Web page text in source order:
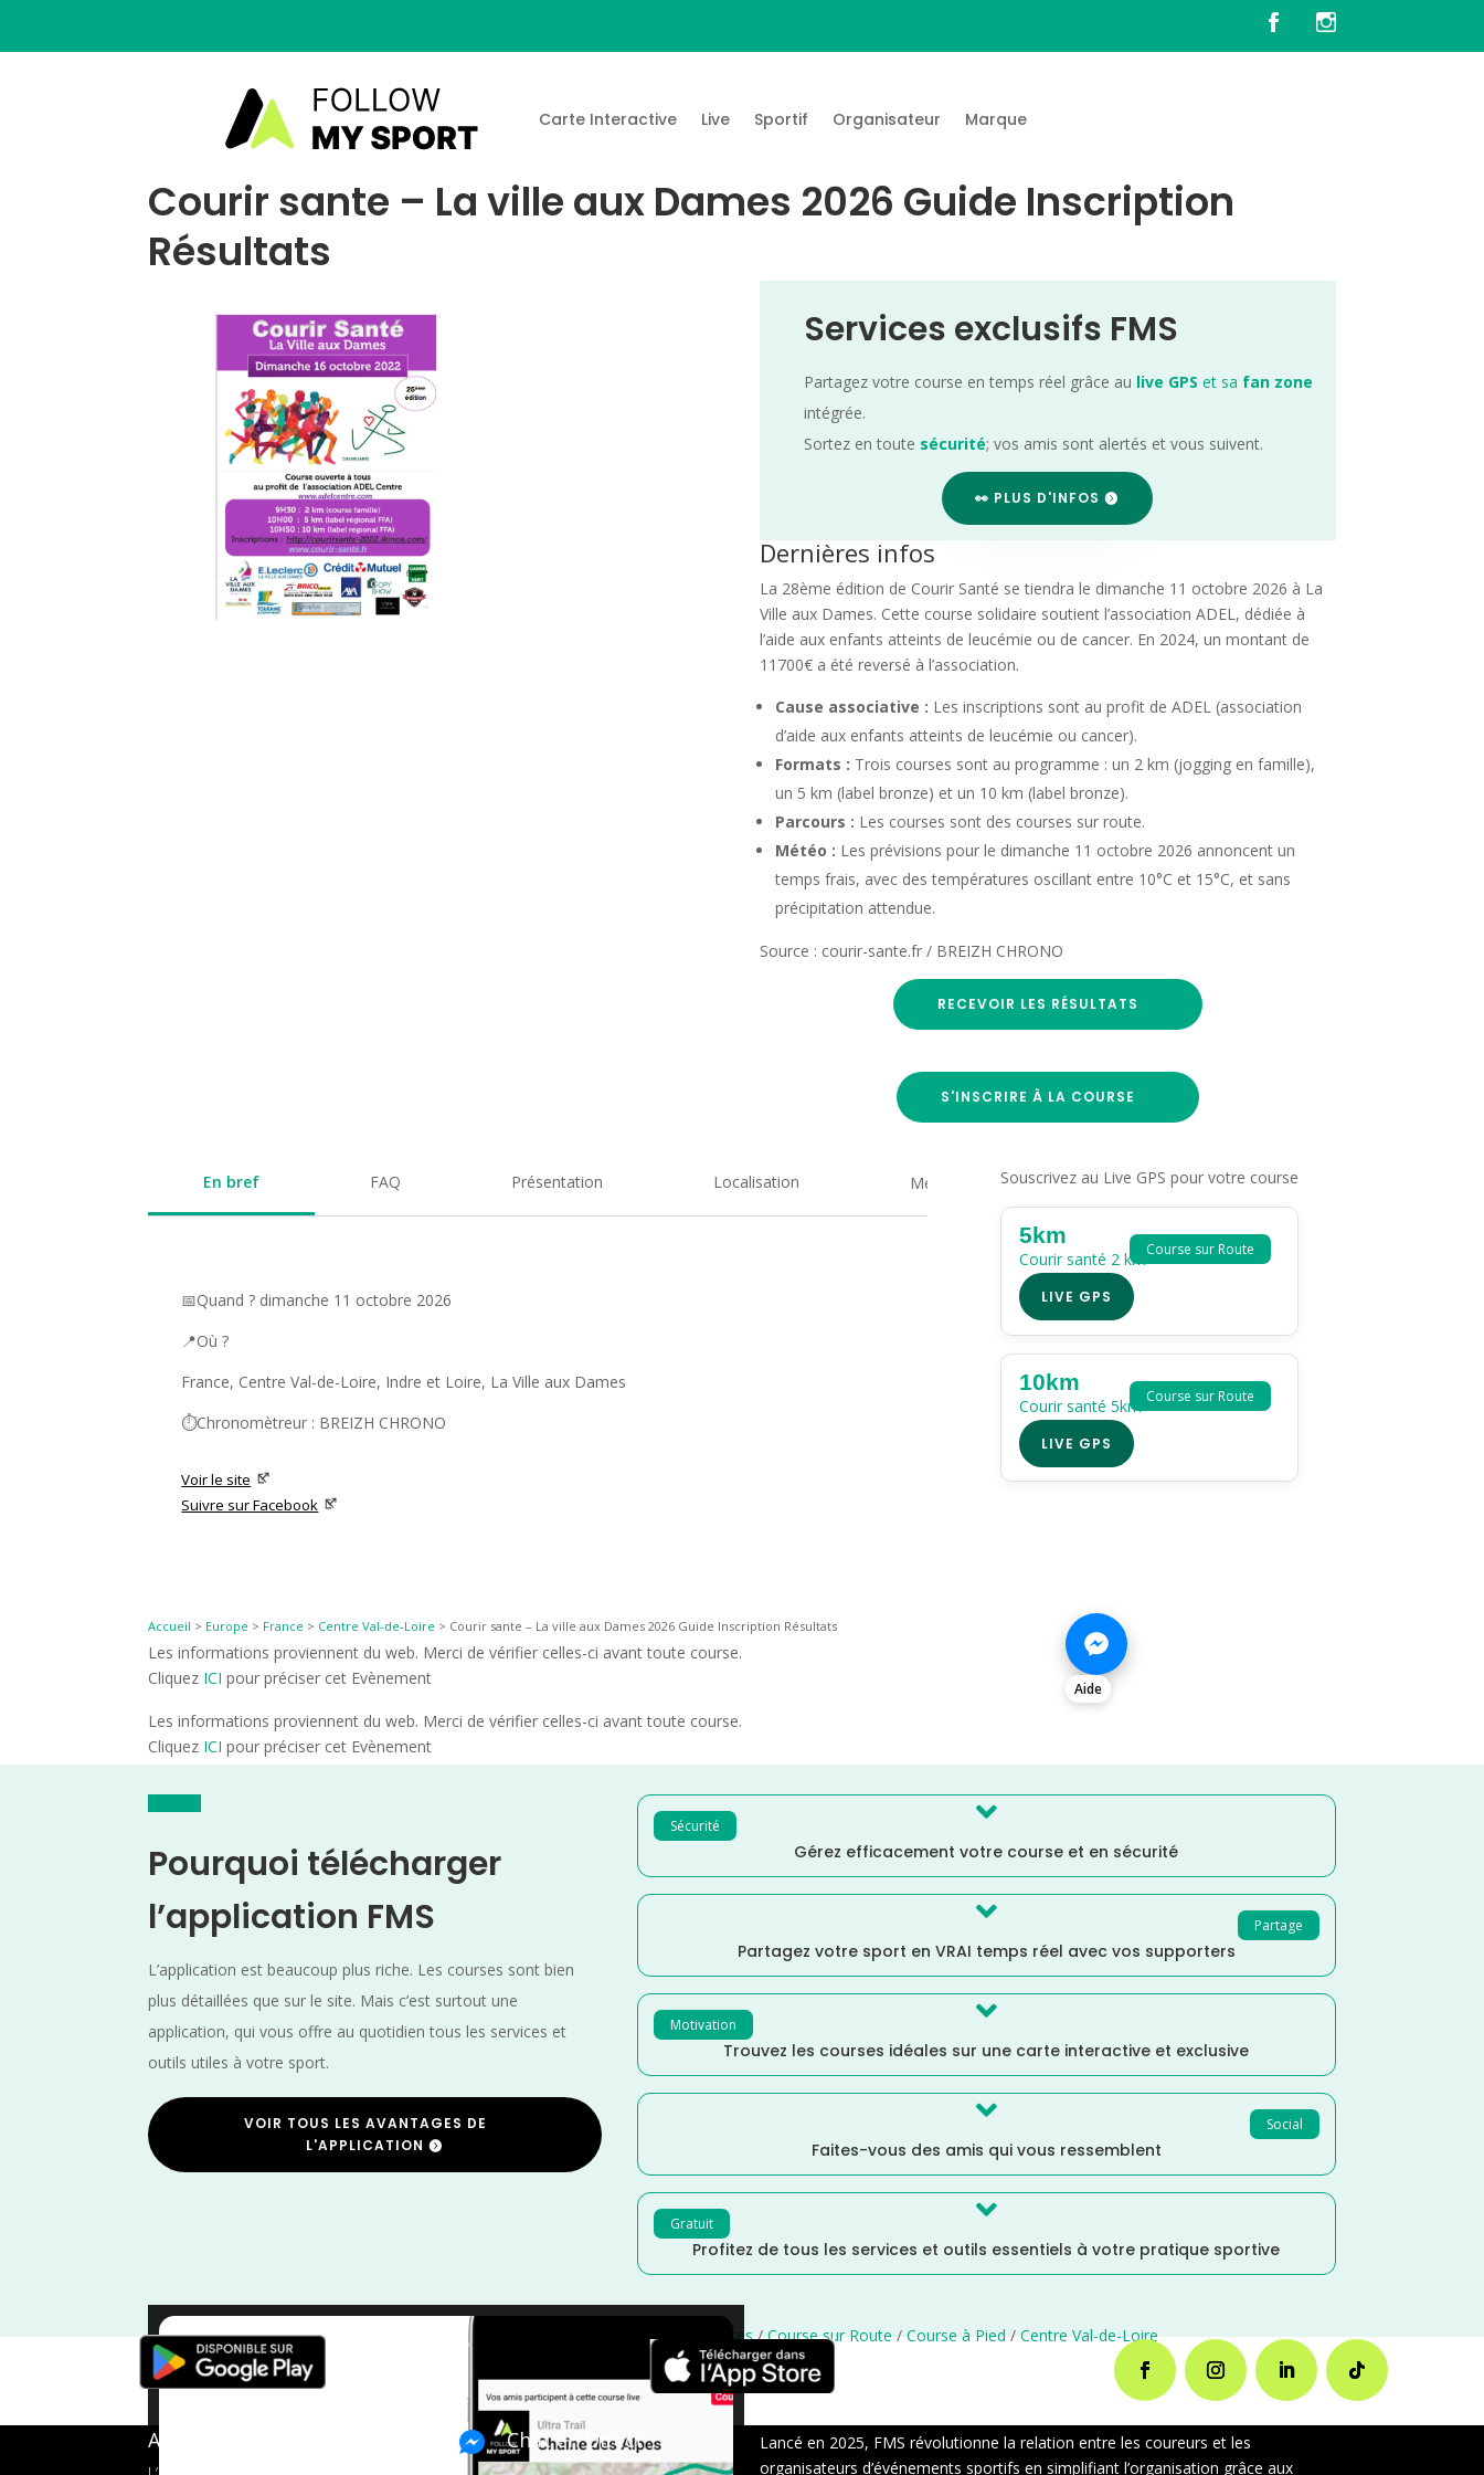
Carte Interactive Live Sportif Organisateur Marque
Courir sante – La ville aux Dames 2026 Guide Inscription
Résultats
Services exclusifs FMS
Partagez votre course en temps réel grâce au live GPS et sa fan zone
intégrée.
Sortez en toute sécurité; vos amis sont alertés et vous suivent.
👀 PLUS D'INFOS
Dernières infos
La 28ème édition de Courir Santé se tiendra le dimanche 11 octobre 2026 à La
Ville aux Dames. Cette course solidaire soutient l’association ADEL, dédiée à
l’aide aux enfants atteints de leucémie ou de cancer. En 2024, un montant de
11700€ a été reversé à l’association.
Cause associative : Les inscriptions sont au profit de ADEL (association
d’aide aux enfants atteints de leucémie ou cancer).
Formats : Trois courses sont au programme : un 2 km (jogging en famille),
un 5 km (label bronze) et un 10 km (label bronze).
Parcours : Les courses sont des courses sur route.
Météo : Les prévisions pour le dimanche 11 octobre 2026 annoncent un
temps frais, avec des températures oscillant entre 10°C et 15°C, et sans
précipitation attendue.
Source : courir-sante.fr / BREIZH CHRONO
RECEVOIR LES RÉSULTATS
S'INSCRIRE À LA COURSE
En bref FAQ Présentation Localisation Medias
📅Quand ? dimanche 11 octobre 2026
📍Où ?
France, Centre Val-de-Loire, Indre et Loire, La Ville aux Dames
⏱️Chronomètreur : BREIZH CHRONO
Voir le site
Suivre sur Facebook
Souscrivez au Live GPS pour votre course
Course sur Route
5km
Courir santé 2 km
LIVE GPS
Course sur Route
10km
Courir santé 5km
LIVE GPS
Accueil > Europe > France > Centre Val-de-Loire > Courir sante – La ville aux Dames 2026 Guide Inscription Résultats
Les informations proviennent du web. Merci de vérifier celles-ci avant toute course.
Cliquez ICI pour préciser cet Evènement
Les informations proviennent du web. Merci de vérifier celles-ci avant toute course.
Cliquez ICI pour préciser cet Evènement
Aide
Pourquoi télécharger
l’application FMS
L’application est beaucoup plus riche. Les courses sont bien
plus détaillées que sur le site. Mais c’est surtout une
application, qui vous offre au quotidien tous les services et
outils utiles à votre sport.
VOIR TOUS LES AVANTAGES DE
L'APPLICATION
Sécurité 
Gérez efficacement votre course et en sécurité
Partage

Partagez votre sport en VRAI temps réel avec vos supporters
Motivation 
Trouvez les courses idéales sur une carte interactive et exclusive
Social

Faites-vous des amis qui vous ressemblent
Gratuit 
Profitez de tous les services et outils essentiels à votre pratique sportive
×
Indre et Loire Distance Faible courses/Course sur Route/Course à Pied/Centre Val-de-Loire
A propos de FMS Chat en Direct
Lancé en 2025, FMS révolutionne la relation entre les coureurs et les
organisateurs d’événements sportifs en simplifiant l’organisation grâce aux